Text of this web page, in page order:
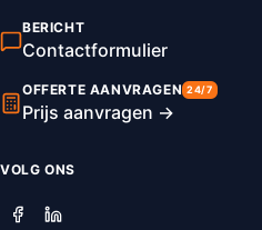
BERICHT
Contactformulier
OFFERTE AANVRAGEN 24/7
Prijs aanvragen →
VOLG ONS